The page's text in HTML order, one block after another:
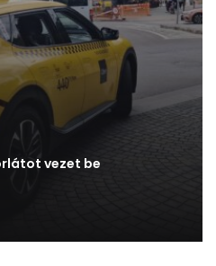
vezet be